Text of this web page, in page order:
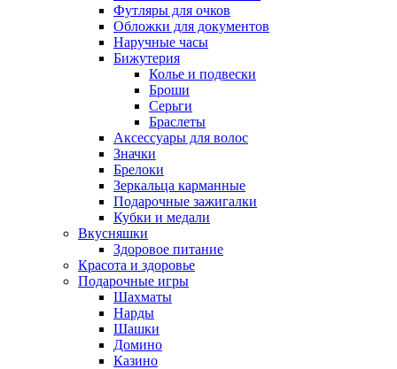
Футляры для очков
Обложки для документов
Наручные часы
Бижутерия
Колье и подвески
Броши
Серьги
Браслеты
Аксессуары для волос
Значки
Брелоки
Зеркальца карманные
Подарочные зажигалки
Кубки и медали
Вкусняшки
Здоровое питание
Красота и здоровье
Подарочные игры
Шахматы
Нарды
Шашки
Домино
Казино